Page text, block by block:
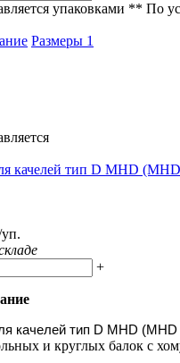
упаковками ** По
Размеры 1
качелей тип D MHD
+
качелей тип D MHD
и круглых балок с